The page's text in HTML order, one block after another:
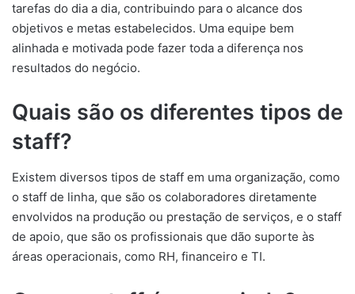
tarefas do dia a dia, contribuindo para o alcance dos
objetivos e metas estabelecidos. Uma equipe bem
alinhada e motivada pode fazer toda a diferença nos
resultados do negócio.
Quais são os diferentes tipos de
staff?
Existem diversos tipos de staff em uma organização, como
o staff de linha, que são os colaboradores diretamente
envolvidos na produção ou prestação de serviços, e o staff
de apoio, que são os profissionais que dão suporte às
áreas operacionais, como RH, financeiro e TI.